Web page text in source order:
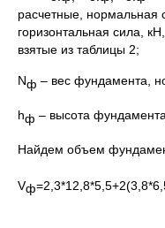
расчетные, нормальная
горизонтальная сила,
взятые из таблицы 2;
Nф – вес фундамента,
hф – высота
Найдем объем
Vф